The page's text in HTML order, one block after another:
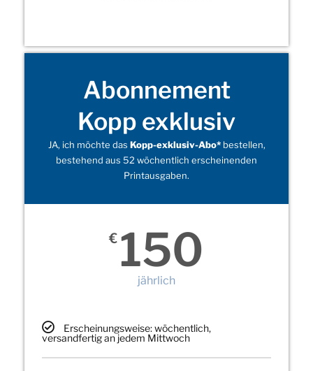
Abonnement
Kopp exklusiv
JA, ich möchte das Kopp-exklusiv-Abo*bestellen,
bestehend aus 52 wöchentlich erscheinenden
Printausgaben.
€ 150
jährlich
Erscheinungsweise: wöchentlich,
versandfertig an jedem Mittwoch